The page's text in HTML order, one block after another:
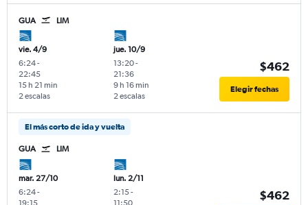
GUA LIM
vie. 4/9
6:24-
22:45
2 escalas
15 h 21 min
jue. 10/9
13:20-
21:36
2 escalas
9 h 16 min
$462
Elegir fechas
El más corto de ida y vuelta
GUA LIM
mar. 27/10
6:24-
19:15
lun. 2/11
2:15-
11:50
$462